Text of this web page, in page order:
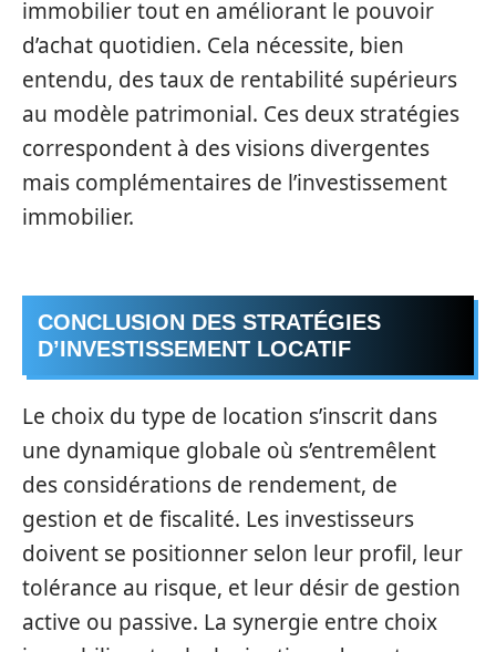
immobilier tout en améliorant le pouvoir
d’achat quotidien. Cela nécessite, bien
entendu, des taux de rentabilité supérieurs
au modèle patrimonial. Ces deux stratégies
correspondent à des visions divergentes
mais complémentaires de l’investissement
immobilier.
CONCLUSION DES STRATÉGIES
D’INVESTISSEMENT LOCATIF
Le choix du type de location s’inscrit dans
une dynamique globale où s’entremêlent
des considérations de rendement, de
gestion et de fiscalité. Les investisseurs
doivent se positionner selon leur profil, leur
tolérance au risque, et leur désir de gestion
active ou passive. La synergie entre choix